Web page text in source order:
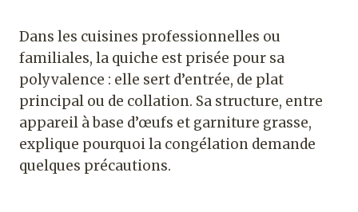
Dans les cuisines professionnelles ou
familiales, la quiche est prisée pour sa
polyvalence : elle sert d’entrée, de plat
principal ou de collation. Sa structure, entre
appareil à base d’œufs et garniture grasse,
explique pourquoi la congélation demande
quelques précautions.